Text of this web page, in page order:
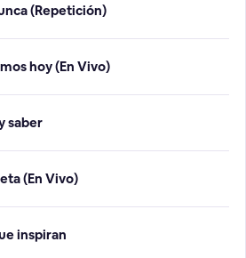
(Repetición)
hoy (En Vivo)
saber
(En Vivo)
inspiran